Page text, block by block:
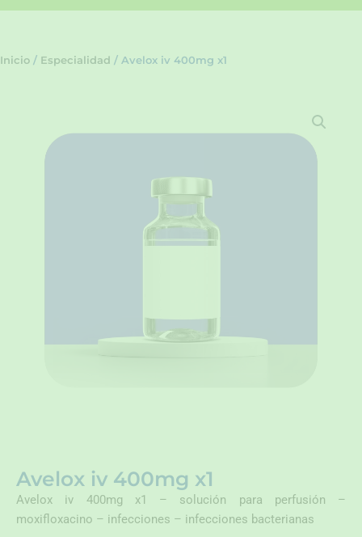
Inicio / Especialidad / Avelox iv 400mg x1
Avelox iv 400mg x1
Avelox iv 400mg x1 – solución para perfusión –
moxifloxacino – infecciones – infecciones bacterianas